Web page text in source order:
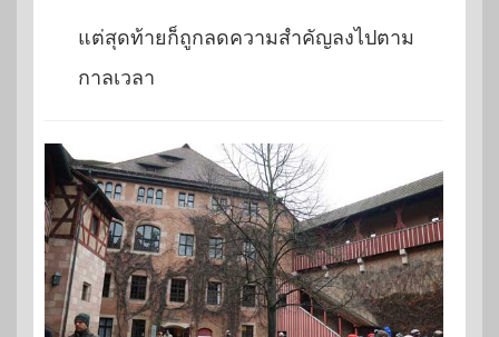
แต่สุดท้ายก็ถูกลดความสำคัญลงไปตาม
กาลเวลา